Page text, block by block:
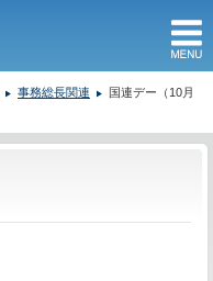
事務総長関連
国連デー（10月